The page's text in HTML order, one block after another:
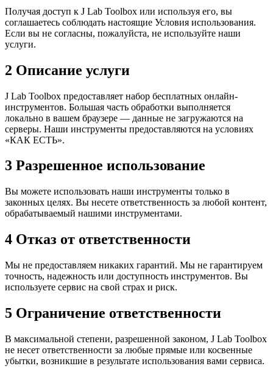
Получая доступ к J Lab Toolbox или используя его, вы
соглашаетесь соблюдать настоящие Условия использования.
Если вы не согласны, пожалуйста, не используйте наши
услуги.
2 Описание услуги
J Lab Toolbox предоставляет набор бесплатных онлайн-
инструментов. Большая часть обработки выполняется
локально в вашем браузере — данные не загружаются на
серверы. Наши инструменты предоставляются на условиях
«КАК ЕСТЬ».
3 Разрешенное использование
Вы можете использовать наши инструменты только в
законных целях. Вы несете ответственность за любой контент,
обрабатываемый нашими инструментами.
4 Отказ от ответственности
Мы не предоставляем никаких гарантий. Мы не гарантируем
точность, надежность или доступность инструментов. Вы
используете сервис на свой страх и риск.
5 Ограничение ответственности
В максимальной степени, разрешенной законом, J Lab Toolbox
не несет ответственности за любые прямые или косвенные
убытки, возникшие в результате использования вами сервиса.